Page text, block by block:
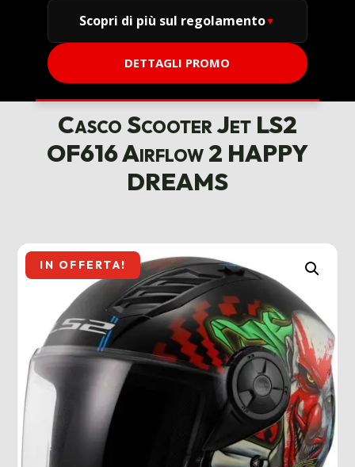
Scopri di più sul regolamento
DETTAGLI PROMO
Casco Scooter Jet LS2
OF616 Airflow 2 HAPPY
DREAMS
IN OFFERTA!